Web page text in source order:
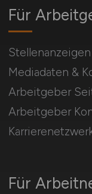
Für
Für
Mediadaten &
Arbeitgeber
Arbeitgeber